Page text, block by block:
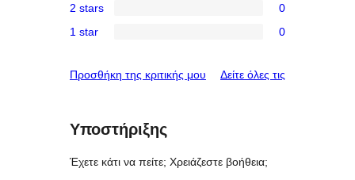
reviews
star
reviews
3-
star
2-
reviews
2 stars 0
star
1 star 0
Προσθήκη της κριτικής μου Δείτε όλες τις
Υποστήριξης
Έχετε κάτι να πείτε; Χρειάζεστε βοήθεια;